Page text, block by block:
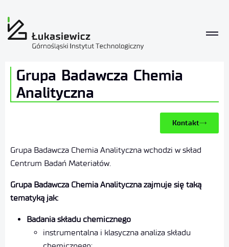
Grupa Badawcza Chemia
Analityczna
Kontakt
Grupa Badawcza Chemia Analityczna wchodzi w skład
Centrum Badań Materiałów.
Grupa Badawcza Chemia Analityczna zajmuje się taką
tematyką jak:
Badania składu chemicznego
instrumentalna i klasyczna analiza składu